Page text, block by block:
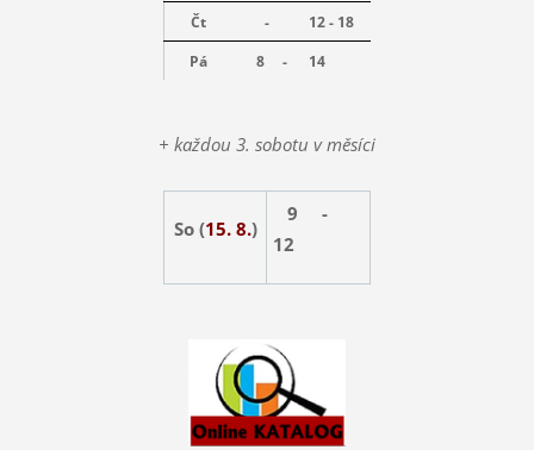
Čt
-
12 - 18
Pá
8 - 14
+ každou 3. sobotu v měsíci
So (15. 8.)
9 -
12